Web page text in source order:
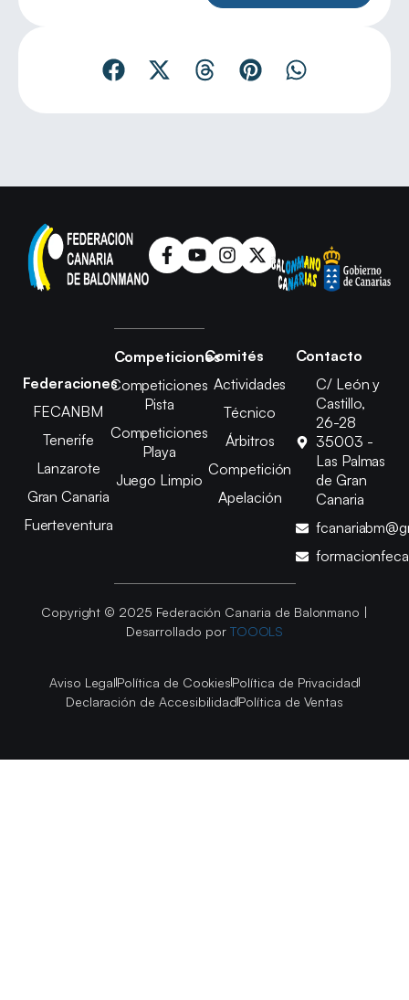
Federaciones
FECANBM
Tenerife
Lanzarote
Gran Canaria
Fuerteventura
Competiciones
Competiciones
Pista
Competiciones
Playa
Juego Limpio
Comités
Actividades
Técnico
Árbitros
Competición
Apelación
Contacto
C/ León y
Castillo,
26-28
35003 -
Las Palmas
de Gran
Canaria
Copyright © 2025 Federación Canaria de Balonmano |
Desarrollado por TOOOLS
Aviso LegalPolítica de CookiesPolítica de Privacidad
Declaración de AccesibilidadPolítica de Ventas